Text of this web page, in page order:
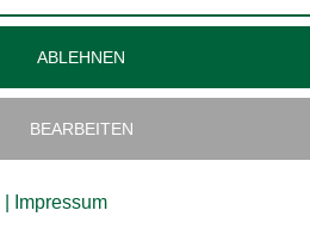
ABLEHNEN
BEARBEITEN
Impressum